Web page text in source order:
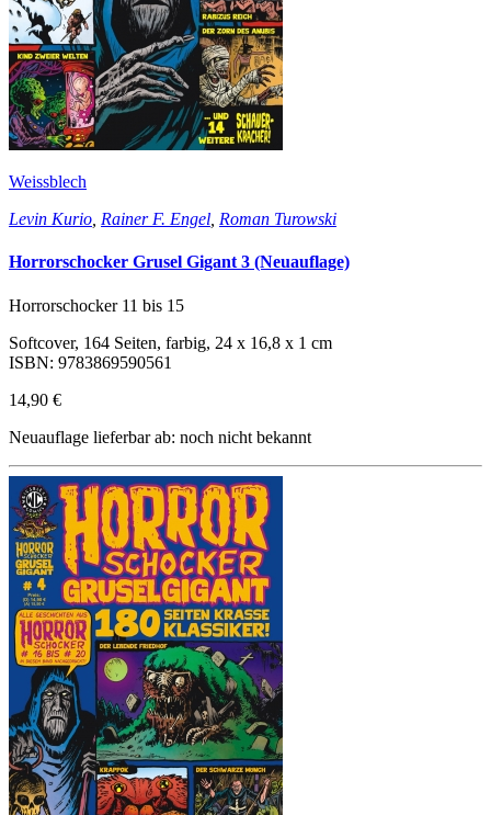
Weissblech
Levin Kurio Rainer F. Engel Roman Turowski
Horrorschocker Grusel Gigant 3 (Neuauflage)
Horrorschocker 11 bis 15
Softcover, 164 Seiten, farbig, 24 x 16,8 x 1 cm
ISBN: 9783869590561
14,90 €
Neuauflage lieferbar ab: noch nicht bekannt